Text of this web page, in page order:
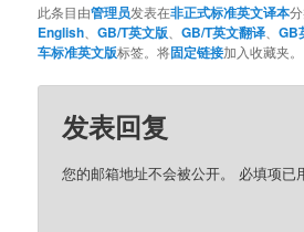
此条目由管理员发表在非正式标准英文译本
English 、GB/T英文版 、GB/T英文翻译 、GB
车标准英文版标签。将固定链接加入收藏夹。
发表回复
您的邮箱地址不会被公开。 必填项已